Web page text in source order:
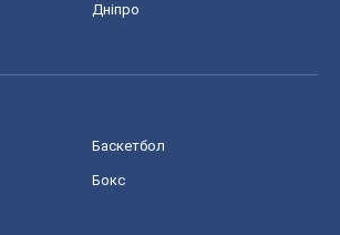
Дніпро
Баскетбол
Бокс